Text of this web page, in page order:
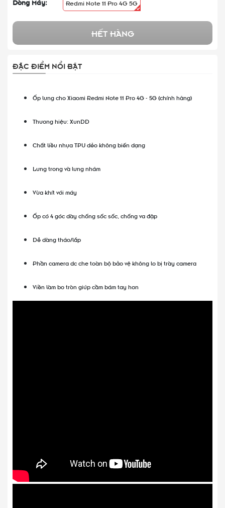
Redmi Note 11 Pro 4G 5G
HẾT HÀNG
ĐẶC ĐIỂM NỔI BẬT
Ốp lưng cho Xiaomi Redmi Note 11 Pro 4G - 5G (chính hãng)
Thương hiệu: XunDD
Chất liều nhựa TPU dẻo không biến dạng
Lưng trong và lưng nhám
Vừa khít với máy
Ốp có 4 góc dày chống sốc sốc, chống va đập
Dễ dàng tháo/lắp
Phần camera dc che toàn bộ bảo vệ không lo bị trày camera
Viền làm bo tròn giúp cầm bám tay hơn